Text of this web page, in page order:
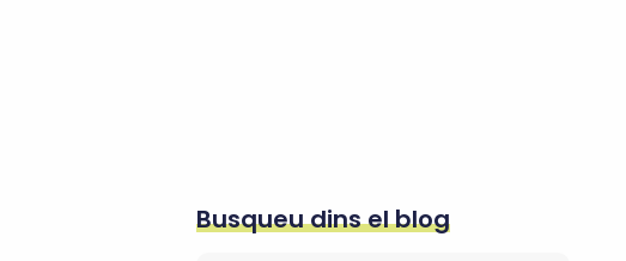
Busqueu dins el blog